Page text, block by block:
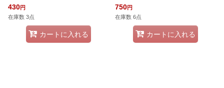
430円
在庫数 3点
カートに入れる
750円
在庫数 6点
カートに入れる